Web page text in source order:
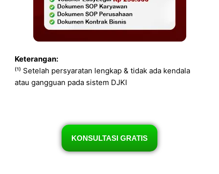
Keterangan:
⁽¹⁾ Setelah persyaratan lengkap & tidak ada kendala
atau gangguan pada sistem DJKI
KONSULTASI GRATIS